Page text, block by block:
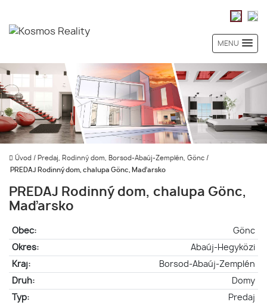
MENU
Úvod / Predaj, Rodinný dom, Borsod-Abaúj-Zemplén, Gönc /
PREDAJ Rodinný dom, chalupa Gönc, Maďarsko
PREDAJ Rodinný dom, chalupa Gönc,
Maďarsko
Obec:
Gönc
Okres:
Abaúj-Hegyközi
Kraj:
Borsod-Abaúj-Zemplén
Druh:
Domy
Typ:
Predaj